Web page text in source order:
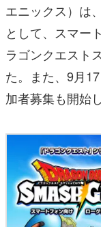
エニックス）は
として、スマー
ラゴンクエスト
た。また、9月
加者募集も開始